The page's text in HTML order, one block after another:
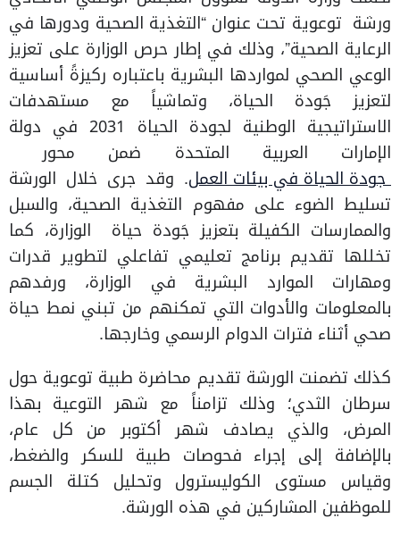
ورشة توعوية تحت عنوان “التغذية الصحية ودورها في
الرعاية الصحية”، وذلك في إطار حرص الوزارة على تعزيز
الوعي الصحي لمواردها البشرية باعتباره ركيزةً أساسية
لتعزيز جَودة الحياة، وتماشياً مع مستهدفات
الاستراتيجية الوطنية لجودة الحياة 2031 في دولة
الإمارات العربية المتحدة ضمن محور
جودة الحياة في بيئات العمل. وقد جرى خلال الورشة
تسليط الضوء على مفهوم التغذية الصحية، والسبل
والممارسات الكفيلة بتعزيز جَودة حياة الوزارة، كما
تخللها تقديم برنامج تعليمي تفاعلي لتطوير قدرات
ومهارات الموارد البشرية في الوزارة، ورفدهم
بالمعلومات والأدوات التي تمكنهم من تبني نمط حياة
صحي أثناء فترات الدوام الرسمي وخارجها.
كذلك تضمنت الورشة تقديم محاضرة طبية توعوية حول
سرطان الثدي؛ وذلك تزامناً مع شهر التوعية بهذا
المرض، والذي يصادف شهر أكتوبر من كل عام،
بالإضافة إلى إجراء فحوصات طبية للسكر والضغط،
وقياس مستوى الكوليسترول وتحليل كتلة الجسم
للموظفين المشاركين في هذه الورشة.